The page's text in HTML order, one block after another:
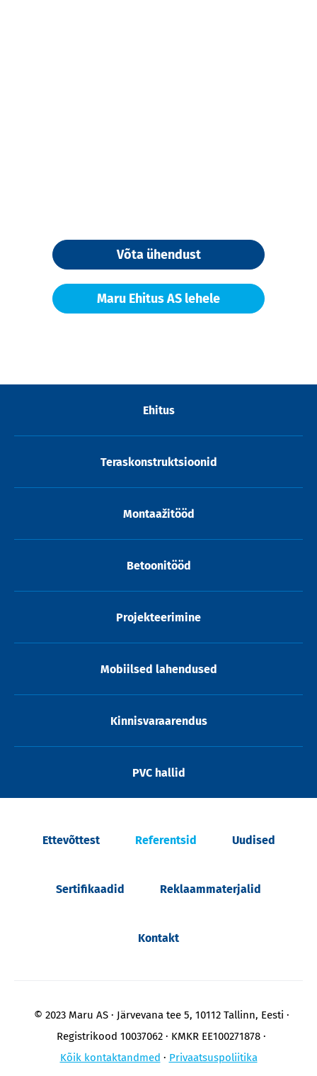
Võta ühendust
Maru Ehitus AS lehele
Ehitus
Teraskonstruktsioonid
Montaažitööd
Betoonitööd
Projekteerimine
Mobiilsed lahendused
Kinnisvaraarendus
PVC hallid
Ettevõttest Referentsid Uudised
Sertifikaadid Reklaammaterjalid
Kontakt
© 2023 Maru AS
Järvevana tee 5, 10112 Tallinn, Eesti
Registrikood 10037062
KMKR EE100271878
Kõik kontaktandmed
Privaatsuspoliitika